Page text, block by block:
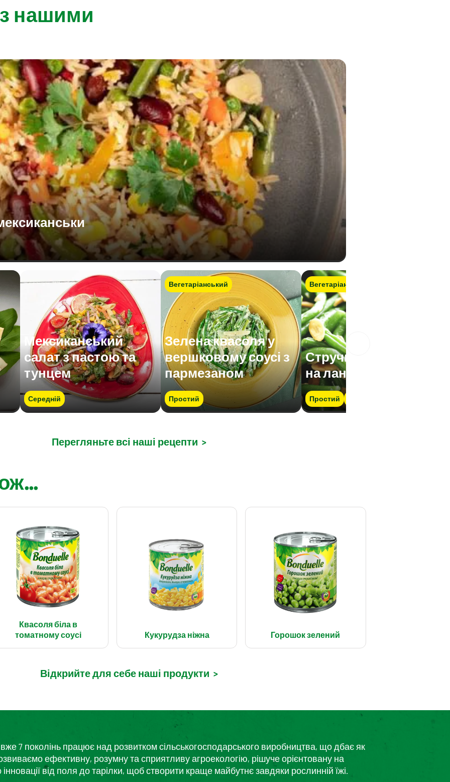
1,4 г
3,8 г
0,01 г
нашими
Мексиканський
салат з пастою та
тунцем
Середній
Вегетаріанський
Зелена квасоля у
вершковому соусі з
пармезаном
Простий
Вегетаріанський
Стручкова квасоля
на ланч
Простий
Перегляньте всі наші рецепти >
Квасоля біла в
томатному соусі
Кукурудза ніжна Горошок зелений
Відкрийте для себе наші продукти >
вже 7 поколінь працює над розвитком сільськогосподарського виробництва, що дбає як
ефективну, розумну та сприятливу агроекологію, рішуче орієнтовану на
від поля до тарілки, щоб створити краще майбутнє завдяки рослинній їжі.